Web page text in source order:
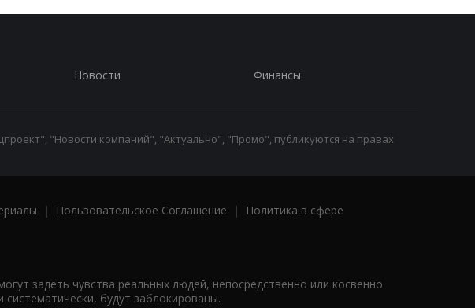
Новости Финансы
"Новости компаний", "Актуально", "Промо", публикуются на правах
| Пользовательское Соглашение |
Политика в сфере
задеть чувства реальных людей, непосредственно или косвенно
будут заблокированы.